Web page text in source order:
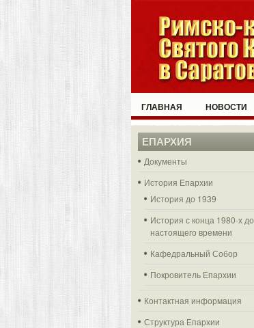
ГЛАВНАЯ НОВОСТИ
ЕПАРХИЯ
Документы
История Епархии
История до 1939
История с конца 1980-х до
настоящего времени
Кафедральный Собор
Покровитель Епархии
Контактная информация
Структура Епархии